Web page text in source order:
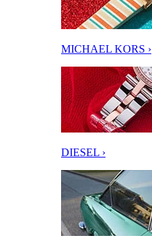
MICHAEL KORS ›
DIESEL ›